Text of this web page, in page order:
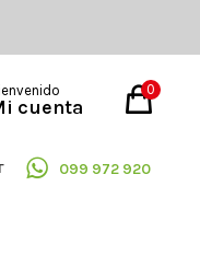
099 972 920
0